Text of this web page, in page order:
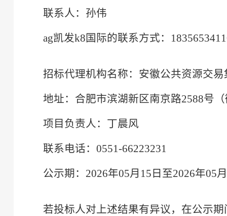
联系人：孙伟
ag凯发k8国际的联系方式：
招标代理机构名称： 安徽公共资源交
地址：合肥市滨湖新区南京路2588号
项目负责人：丁晨风
联系电话： 0551-66223231
公示期： 2026年05月15日至2026年05
若投标人对上述结果有异议，在公示